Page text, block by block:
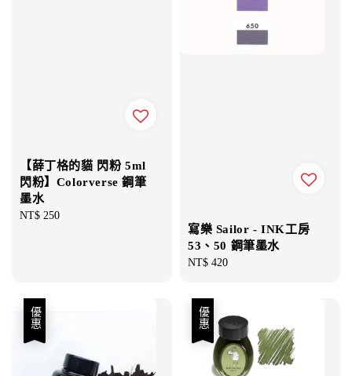
【薛丁格的貓 閃粉 5ml
閃粉】Colorverse 鋼筆
墨水
Regular
NT$ 250
寫樂 Sailor - INK工房
53、50 鋼筆墨水
Regular
NT$ 420
優惠 優惠